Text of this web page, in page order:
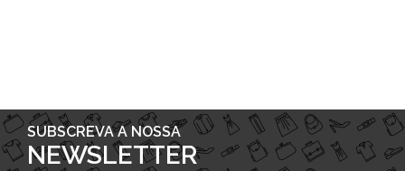
SUBSCREVA A NOSSA
NEWSLETTER